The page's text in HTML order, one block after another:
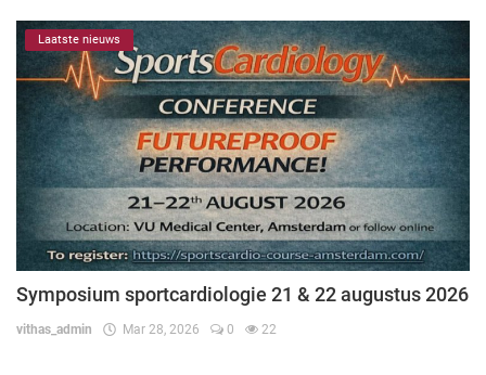
Laatste nieuws
Symposium sportcardiologie 21 & 22 augustus 2026
vithas_admin Mar 28, 2026 0 22